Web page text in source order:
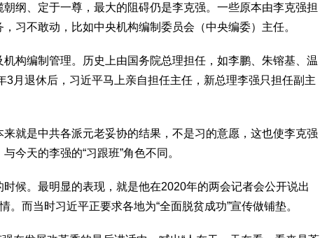
纲、定于一尊，最大的阻碍仍是李克强。一些原本由李克强担
习不敢动，比如中央机构编制委员会（中央编委）主任。
构编制管理。历史上由国务院总理担任，如李鹏、朱镕基、温
3月退休后，习近平马上亲自担任主任，新总理李强只担任副主
就是中共各派元老妥协的结果，不是习的意愿，这也使李克强
今天的李强的“习跟班”角色不同。
候。最明显的表现，就是他在2020年的两会记者会公开说出
。而当时习近平正要求各地为“全面脱贫成功”宣传做铺垫。